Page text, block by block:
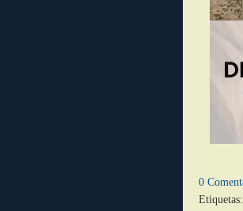
0
Etiquetas: